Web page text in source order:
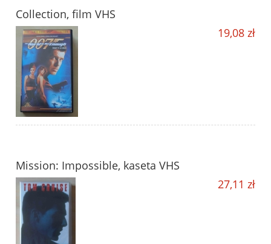
Collection, film VHS
19,08 zł
Mission: Impossible, kaseta VHS
27,11 zł